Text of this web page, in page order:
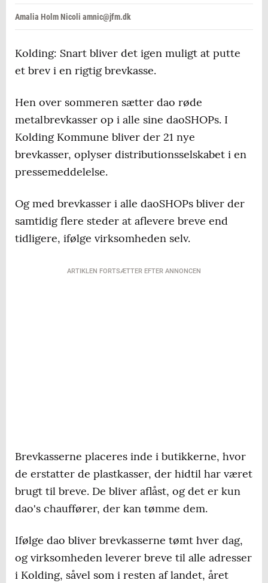
Amalia Holm Nicoli amnic@jfm.dk
Kolding: Snart bliver det igen muligt at putte
et brev i en rigtig brevkasse.
Hen over sommeren sætter dao røde
metalbrevkasser op i alle sine daoSHOPs. I
Kolding Kommune bliver der 21 nye
brevkasser, oplyser distributionsselskabet i en
pressemeddelelse.
Og med brevkasser i alle daoSHOPs bliver der
samtidig flere steder at aflevere breve end
tidligere, ifølge virksomheden selv.
ARTIKLEN FORTSÆTTER EFTER ANNONCEN
Brevkasserne placeres inde i butikkerne, hvor
de erstatter de plastkasser, der hidtil har været
brugt til breve. De bliver aflåst, og det er kun
dao's chauffører, der kan tømme dem.
Ifølge dao bliver brevkasserne tømt hver dag,
og virksomheden leverer breve til alle adresser
i Kolding, såvel som i resten af landet, året